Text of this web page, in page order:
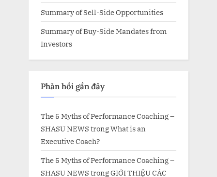
Summary of Sell-Side Opportunities
Summary of Buy-Side Mandates from
Investors
Phản hồi gần đây
The 5 Myths of Performance Coaching –
SHASU NEWS trongWhat is an
Executive Coach?
The 5 Myths of Performance Coaching –
SHASU NEWS trongGIỚI THIỆU CÁC